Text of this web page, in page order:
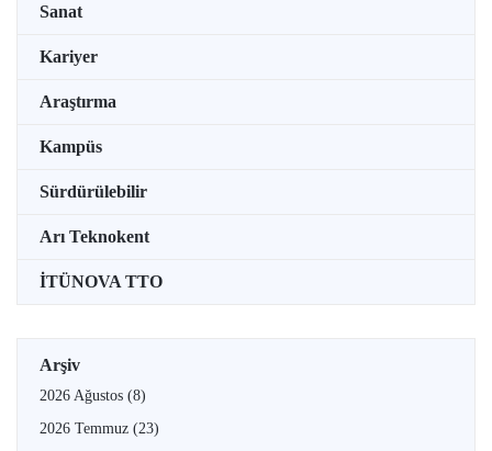
Sanat
Kariyer
Araştırma
Kampüs
Sürdürülebilir
Arı Teknokent
İTÜNOVA TTO
Arşiv
2026 Ağustos (8)
2026 Temmuz (23)